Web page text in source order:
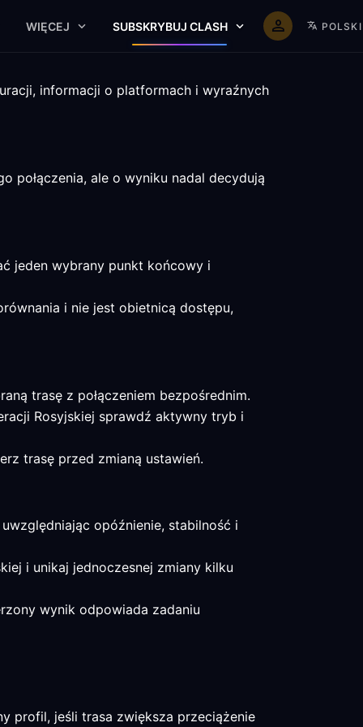
WIĘCEJ SUBSKRYBUJ CLASH POLSKI
informacji o platformach i wyraźnych
połączenia, ale o wyniku nadal decydują
jeden wybrany punkt końcowy i
i nie jest obietnicą dostępu,
trasę z połączeniem bezpośrednim.
Rosyjskiej sprawdź aktywny tryb i
trasę przed zmianą ustawień.
opóźnienie, stabilność i
i unikaj jednoczesnej zmiany kilku
wynik odpowiada zadaniu
profil, jeśli trasa zwiększa przeciążenie